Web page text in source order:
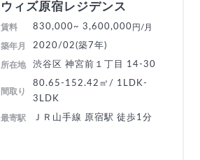
ウィズ原宿レジデンス
賃料 830,000~ 3,600,000 円/月
築年月 2020/02(築7年)
所在地 渋谷区 神宮前１丁目 14-30
間取り
80.65-152.42㎡/ 1LDK-
3LDK
最寄駅 ＪＲ山手線 原宿駅 徒歩1分